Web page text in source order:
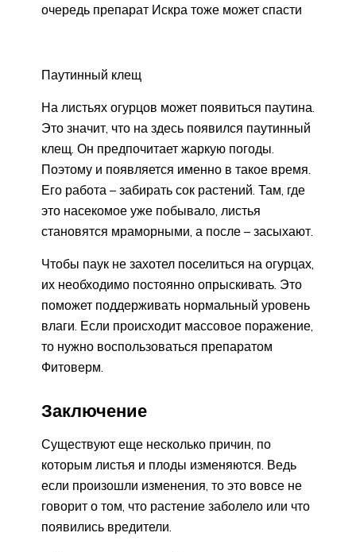
очередь препарат Искра тоже может спасти
Паутинный клещ
На листьях огурцов может появиться паутина.
Это значит, что на здесь появился паутинный
клещ. Он предпочитает жаркую погоды.
Поэтому и появляется именно в такое время.
Его работа – забирать сок растений. Там, где
это насекомое уже побывало, листья
становятся мраморными, а после – засыхают.
Чтобы паук не захотел поселиться на огурцах,
их необходимо постоянно опрыскивать. Это
поможет поддерживать нормальный уровень
влаги. Если происходит массовое поражение,
то нужно воспользоваться препаратом
Фитоверм.
Заключение
Существуют еще несколько причин, по
которым листья и плоды изменяются. Ведь
если произошли изменения, то это вовсе не
говорит о том, что растение заболело или что
появились вредители.